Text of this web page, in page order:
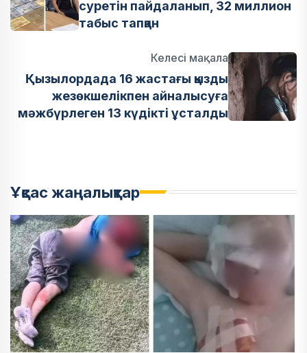
суретін пайдаланып, 32 миллион
табыс тапқан
Келесі мақала
Қызылордада 16 жастағы қызды
жезөкшелікпен айналысуға
мәжбүрлеген 13 күдікті ұсталды
Ұқсас жаңалықтар